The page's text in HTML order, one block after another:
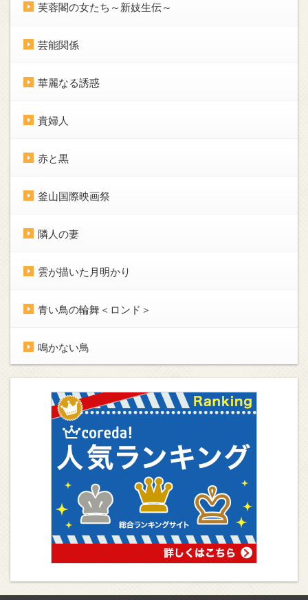
芙蓉閣の女たち～新妓生伝～
芸能関係
華麗なる誘惑
貴婦人
赤と黒
釜山国際映画祭
隣人の妻
雲が描いた月明かり
青い鳥の輪舞＜ロンド＞
鳴かない鳥